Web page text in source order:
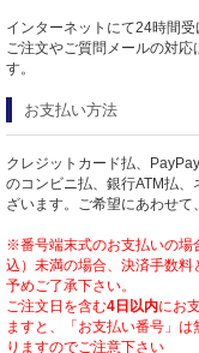
インターネットにて24時間受
ご注文やご質問メールの対
す。
お支払い方法
クレジットカード払、
のコンビニ払、銀行ATM払
ざいます。ご希望にあわせて
※番号端末式のお支払いの場
込）未満の場合、決済手数料
予めご了承下さい。
ご注文日を含む4日以内にお
ますと、「お支払い番号」
りますのでご注意下さい